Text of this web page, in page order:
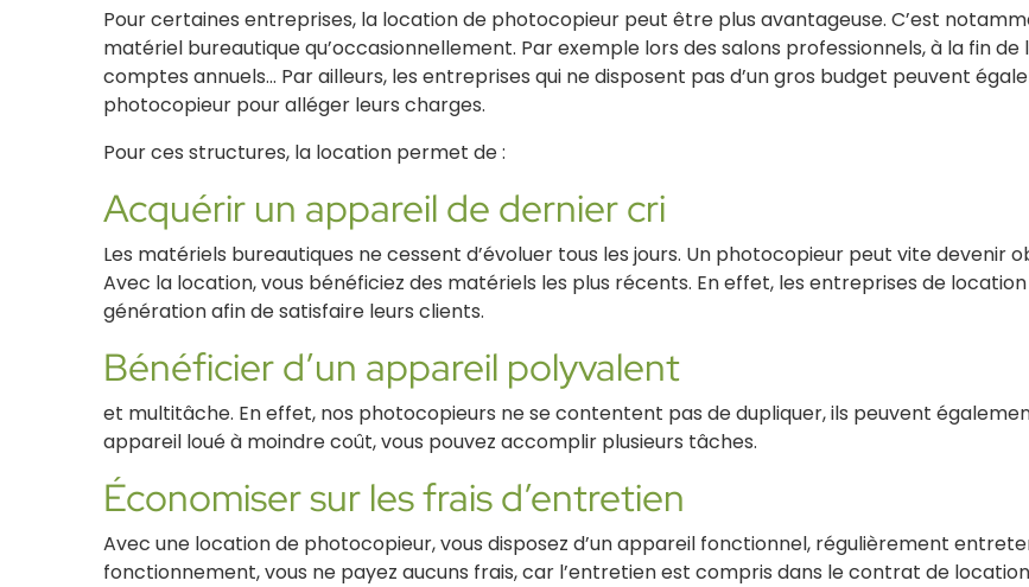
Pour certaines entreprises, la location de photocopieur peut être plus avantageuse. C’est
matériel bureautique qu’occasionnellement. Par exemple lors des salons professionnels, à la fin
comptes annuels... Par ailleurs, les entreprises qui ne disposent pas d’un gros budget peuvent
photocopieur pour alléger leurs charges.
Pour ces structures, la location permet de :
Acquérir un appareil de dernier cri
Les matériels bureautiques ne cessent d’évoluer tous les jours. Un photocopieur peut vite devenir
Avec la location, vous bénéficiez des matériels les plus récents. En effet, les entreprises de
génération afin de satisfaire leurs clients.
Bénéficier d’un appareil polyvalent
et multitâche. En effet, nos photocopieurs ne se contentent pas de dupliquer, ils peuvent
appareil loué à moindre coût, vous pouvez accomplir plusieurs tâches.
Économiser sur les frais d’entretien
Avec une location de photocopieur, vous disposez d’un appareil fonctionnel, régulièrement
fonctionnement, vous ne payez aucuns frais, car l’entretien est compris dans le contrat de